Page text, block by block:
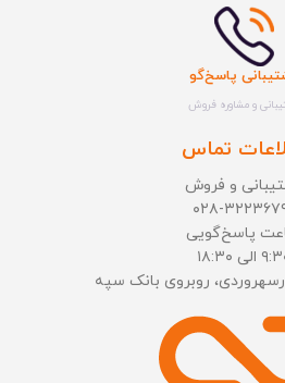
پاسخ‌گو
و مشاوره فروش
تماس
و فروش
۳۲۲۳۶۷۹۶
پاسخ‌گویی
الی ۱۸:۳۰
روبروی بانک سپه